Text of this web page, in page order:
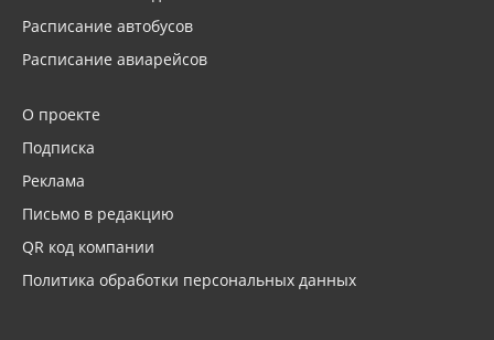
Расписание автобусов
Расписание авиарейсов
О проекте
Подписка
Реклама
Письмо в редакцию
QR код компании
Политика обработки персональных данных